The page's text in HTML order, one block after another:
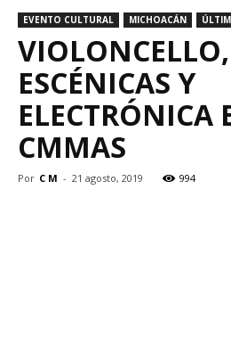
EVENTO CULTURAL MICHOACÁN
ESCÉNICAS Y
ELECTRÓNICA
CMMAS
Por C M - 21 agosto, 2019 994